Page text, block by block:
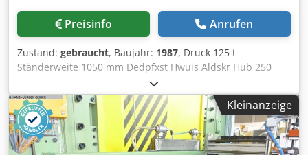
Preisinfo Anrufen
Zustand: gebraucht, Baujahr: 1987, Druck 125 t
Ständerweite 1050 mm Dedpfxst Hwuis Aldskr Hub 250
mm Gesamtleistungsbedarf 40 kW Maschinengewicht ca.
8,5 t Raumbedarf ca. m DUNKES CNC-Steuerung Type CNC
1000, angesteuertes Ziehkissen, 4-fache Prismenführung,
SICK Lichtschrankenvorhang, Kontaktmanometer,
Schnittschlagdämpfung
Kleinanzeige